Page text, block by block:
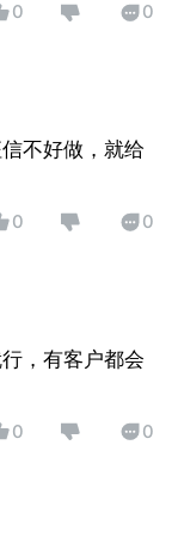
0 0
不好做，就给
0 0
，有客户都会
0 0